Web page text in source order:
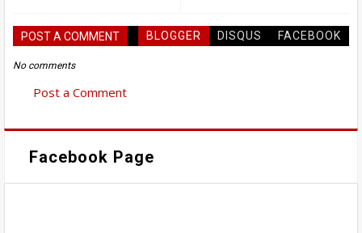
POST A COMMENT BLOGGER DISQUS FACEBOOK
No comments
Post a Comment
Facebook Page